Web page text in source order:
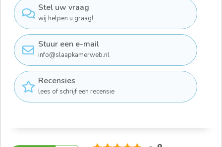
Stel uw vraag
wij helpen u graag!
Stuur een e-mail
info@slaapkamerweb.nl
Recensies
lees of schrijf een recensie